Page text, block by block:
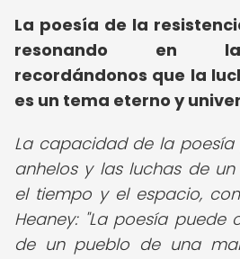
La poesía de la
resonando en
recordándonos que la
es un tema eterno y
La capacidad de la
anhelos y las luchas de
el tiempo y el espacio,
Heaney: "La poesía puede
de un pueblo de una